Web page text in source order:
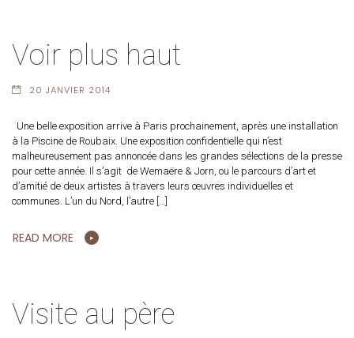
Voir plus haut
20 JANVIER 2014
Une belle exposition arrive à Paris prochainement, après une installation
à la Piscine de Roubaix. Une exposition confidentielle qui n’est
malheureusement pas annoncée dans les grandes sélections de la presse
pour cette année. Il s’agit de Wemaëre & Jorn, ou le parcours d’art et
d’amitié de deux artistes à travers leurs œuvres individuelles et
communes. L’un du Nord, l’autre […]
READ MORE
Visite au père